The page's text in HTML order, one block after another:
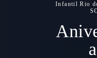
Infantil Rio